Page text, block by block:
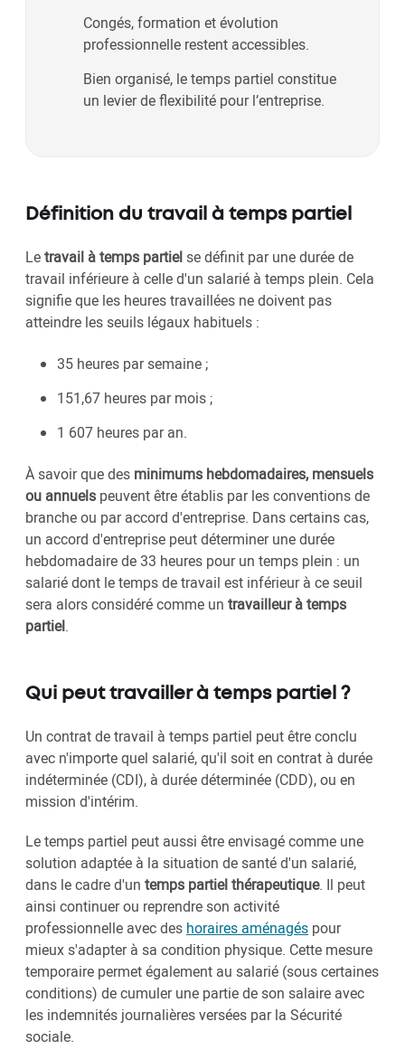
Congés, formation et évolution
professionnelle restent accessibles.
Bien organisé, le temps partiel constitue
un levier de flexibilité pour l’entreprise.
Définition du travail à temps partiel
Letravail à temps partielse définit par une durée de
travail inférieure à celle d'un salarié à temps plein. Cela
signifie que les heures travaillées ne doivent pas
atteindre les seuils légaux habituels :
35 heures par semaine ;
151,67 heures par mois ;
1 607 heures par an.
À savoir que des minimums hebdomadaires, mensuels
ou annuels peuvent être établis par les conventions de
branche ou par accord d'entreprise. Dans certains cas,
un accord d'entreprise peut déterminer une durée
hebdomadaire de 33 heures pour un temps plein : un
salarié dont le temps de travail est inférieur à ce seuil
sera alors considéré comme un travailleur à temps
partiel.
Qui peut travailler à temps partiel ?
Un contrat de travail à temps partiel peut être conclu
avec n'importe quel salarié, qu'il soit en contrat à durée
indéterminée (CDI), à durée déterminée (CDD), ou en
mission d'intérim.
Le temps partiel peut aussi être envisagé comme une
solution adaptée à la situation de santé d'un salarié,
dans le cadre d'un temps partiel thérapeutique. Il peut
ainsi continuer ou reprendre son activité
professionnelle avec des horaires aménagés pour
mieux s'adapter à sa condition physique. Cette mesure
temporaire permet également au salarié (sous certaines
conditions) de cumuler une partie de son salaire avec
les indemnités journalières versées par la Sécurité
sociale.